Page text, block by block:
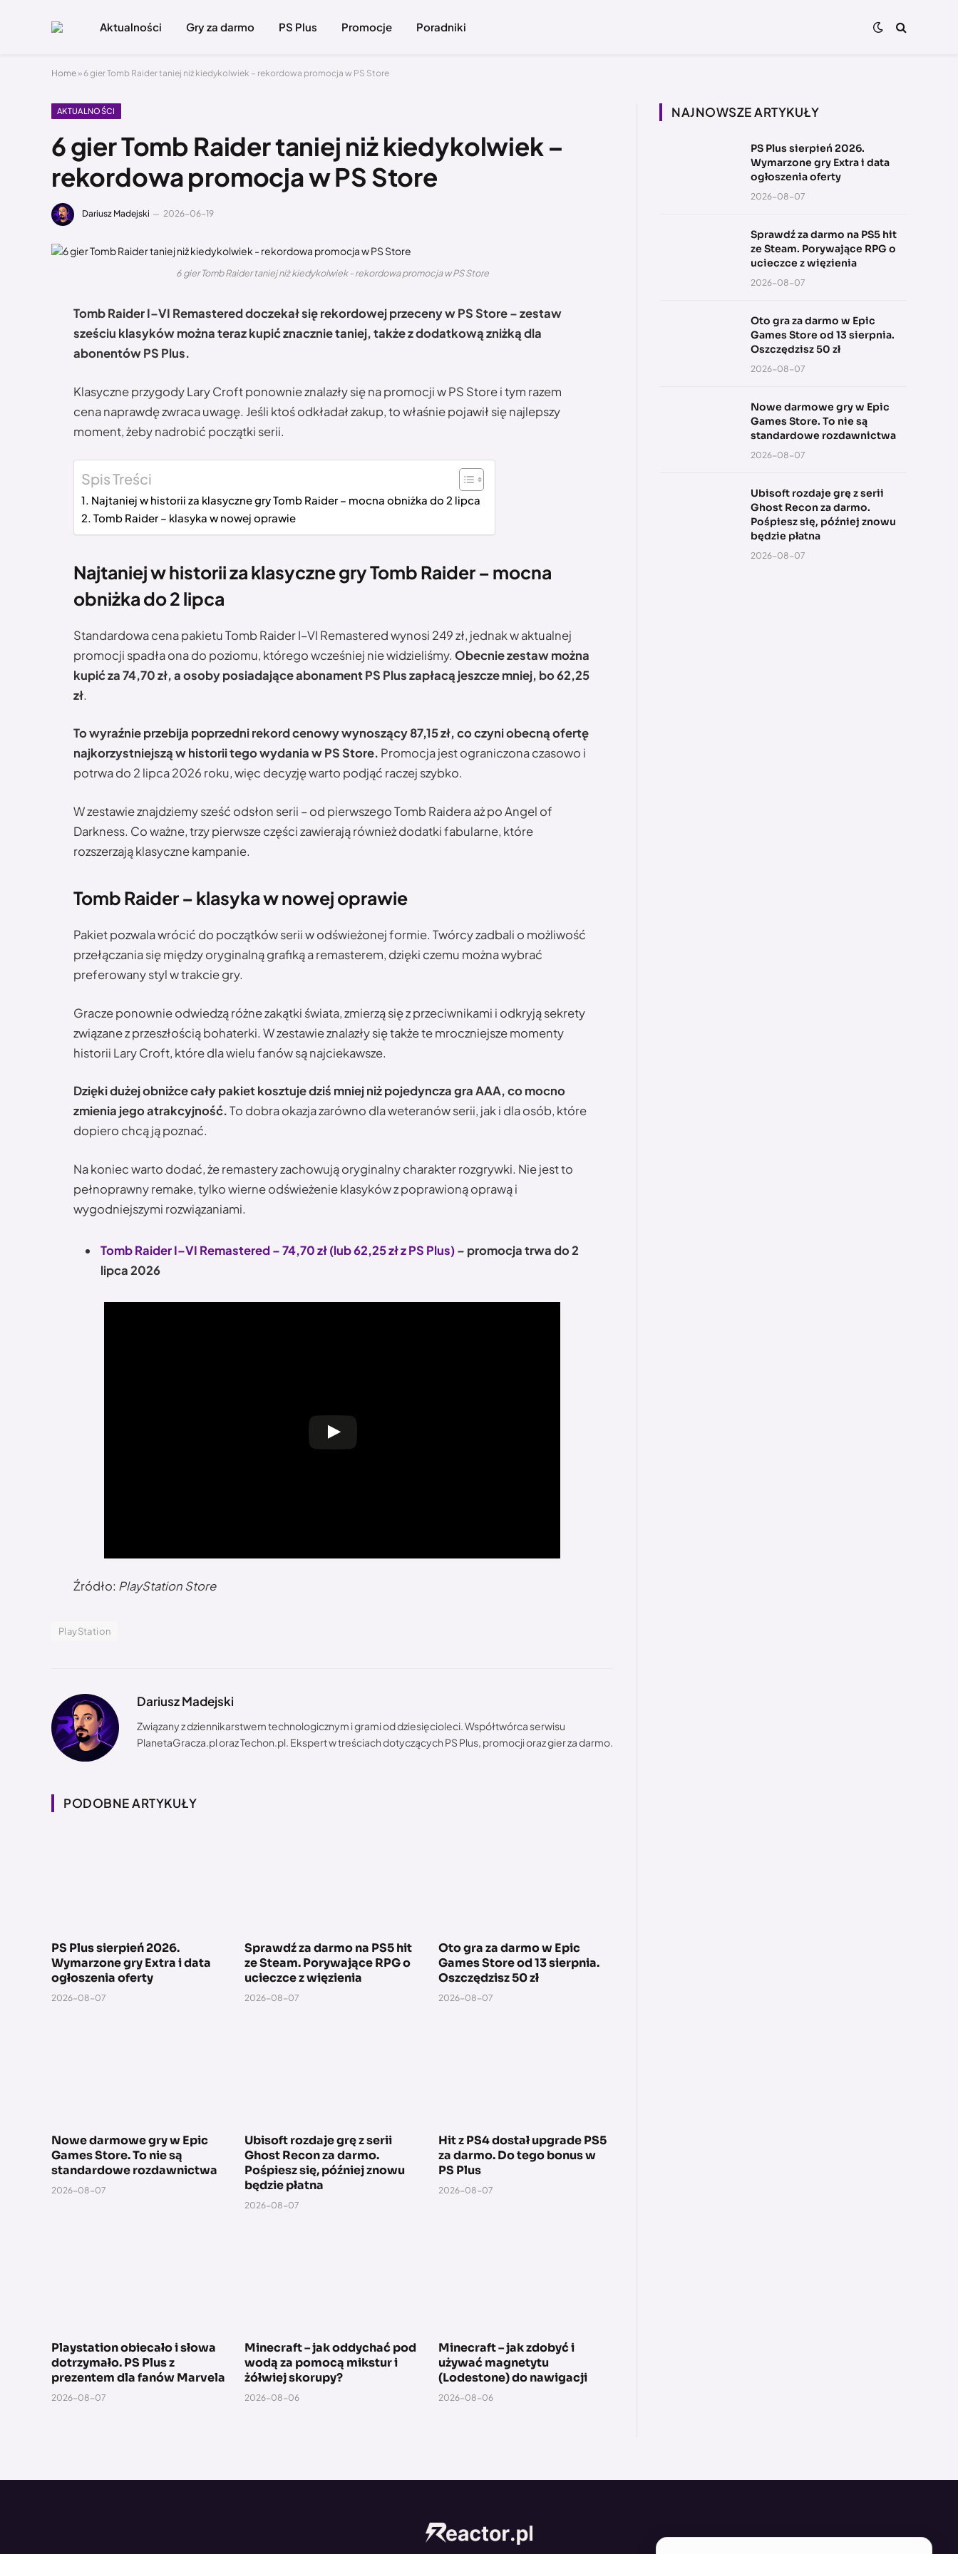
Aktualności Gry za darmo PS Plus Promocje Poradniki
Home » 6 gier Tomb Raider taniej niż kiedykolwiek – rekordowa promocja w PS Store
AKTUALNOŚCI
6 gier Tomb Raider taniej niż kiedykolwiek –
rekordowa promocja w PS Store
Dariusz Madejski 2026-06-19
6 gier Tomb Raider taniej niż kiedykolwiek - rekordowa promocja w PS Store
Tomb Raider I–VI Remastered doczekał się rekordowej przeceny w PS Store – zestaw
sześciu klasyków można teraz kupić znacznie taniej, także z dodatkową zniżką dla
abonentów PS Plus.
Klasyczne przygody Lary Croft ponownie znalazły się na promocji w PS Store i tym razem
cena naprawdę zwraca uwagę. Jeśli ktoś odkładał zakup, to właśnie pojawił się najlepszy
moment, żeby nadrobić początki serii.
Spis Treści
Najtaniej w historii za klasyczne gry Tomb Raider – mocna obniżka do 2 lipca
Tomb Raider – klasyka w nowej oprawie
Najtaniej w historii za klasyczne gry Tomb Raider – mocna
obniżka do 2 lipca
Standardowa cena pakietu Tomb Raider I–VI Remastered wynosi 249 zł, jednak w aktualnej
promocji spadła ona do poziomu, którego wcześniej nie widzieliśmy. Obecnie zestaw można
kupić za 74,70 zł, a osoby posiadające abonament PS Plus zapłacą jeszcze mniej, bo 62,25
zł.
To wyraźnie przebija poprzedni rekord cenowy wynoszący 87,15 zł, co czyni obecną ofertę
najkorzystniejszą w historii tego wydania w PS Store. Promocja jest ograniczona czasowo i
potrwa do 2 lipca 2026 roku, więc decyzję warto podjąć raczej szybko.
W zestawie znajdziemy sześć odsłon serii – od pierwszego Tomb Raidera aż po Angel of
Darkness. Co ważne, trzy pierwsze części zawierają również dodatki fabularne, które
rozszerzają klasyczne kampanie.
Tomb Raider – klasyka w nowej oprawie
Pakiet pozwala wrócić do początków serii w odświeżonej formie. Twórcy zadbali o możliwość
przełączania się między oryginalną grafiką a remasterem, dzięki czemu można wybrać
preferowany styl w trakcie gry.
Gracze ponownie odwiedzą różne zakątki świata, zmierzą się z przeciwnikami i odkryją sekrety
związane z przeszłością bohaterki. W zestawie znalazły się także te mroczniejsze momenty
historii Lary Croft, które dla wielu fanów są najciekawsze.
Dzięki dużej obniżce cały pakiet kosztuje dziś mniej niż pojedyncza gra AAA, co mocno
zmienia jego atrakcyjność.To dobra okazja zarówno dla weteranów serii, jak i dla osób, które
dopiero chcą ją poznać.
Na koniec warto dodać, że remastery zachowują oryginalny charakter rozgrywki. Nie jest to
pełnoprawny remake, tylko wierne odświeżenie klasyków z poprawioną oprawą i
wygodniejszymi rozwiązaniami.
Tomb Raider I–VI Remastered – 74,70 zł (lub 62,25 zł z PS Plus)– promocja trwa do 2
lipca 2026
Źródło: PlayStation Store
PlayStation
Dariusz Madejski
Związany z dziennikarstwem technologicznym i grami od dziesięcioleci. Współtwórca serwisu
PlanetaGracza.pl oraz Techon.pl. Ekspert w treściach dotyczących PS Plus, promocji oraz gier za darmo.
PODOBNE ARTYKUŁY
PS Plus sierpień 2026.
Wymarzone gry Extra i data
ogłoszenia oferty
2026-08-07
Sprawdź za darmo na PS5 hit
ze Steam. Porywające RPG o
ucieczce z więzienia
2026-08-07
Oto gra za darmo w Epic
Games Store od 13 sierpnia.
Oszczędzisz 50 zł
2026-08-07
Nowe darmowe gry w Epic
Games Store. To nie są
standardowe rozdawnictwa
2026-08-07
Ubisoft rozdaje grę z serii
Ghost Recon za darmo.
Pośpiesz się, później znowu
będzie płatna
2026-08-07
Hit z PS4 dostał upgrade PS5
za darmo. Do tego bonus w
PS Plus
2026-08-07
Playstation obiecało i słowa
dotrzymało. PS Plus z
prezentem dla fanów Marvela
2026-08-07
Minecraft – jak oddychać pod
wodą za pomocą mikstur i
żółwiej skorupy?
2026-08-06
Minecraft – jak zdobyć i
używać magnetytu
(Lodestone) do nawigacji
2026-08-06
NAJNOWSZE ARTYKUŁY
PS Plus sierpień 2026.
Wymarzone gry Extra i data
ogłoszenia oferty
2026-08-07
Sprawdź za darmo na PS5 hit
ze Steam. Porywające RPG o
ucieczce z więzienia
2026-08-07
Oto gra za darmo w Epic
Games Store od 13 sierpnia.
Oszczędzisz 50 zł
2026-08-07
Nowe darmowe gry w Epic
Games Store. To nie są
standardowe rozdawnictwa
2026-08-07
Ubisoft rozdaje grę z serii
Ghost Recon za darmo.
Pośpiesz się, później znowu
będzie płatna
2026-08-07